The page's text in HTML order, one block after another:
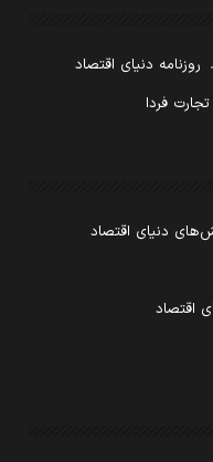
روزنامه دنیای اقتصاد
فردا
دنیای اقتصاد
اقتصاد